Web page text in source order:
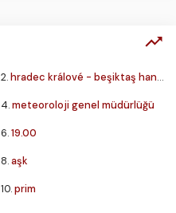
2.hradec králové - beşiktaş hangi kanalda
4.meteoroloji genel müdürlüğü
6.19.00
8.aşk
10.prim